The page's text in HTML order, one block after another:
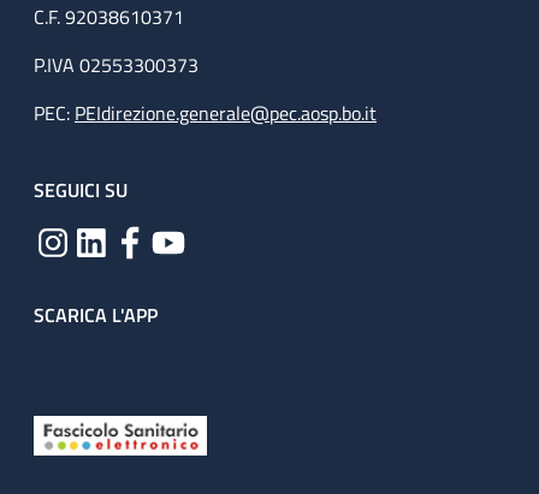
C.F. 92038610371
P.IVA 02553300373
PEC: PEIdirezione.generale@pec.aosp.bo.it
SEGUICI SU
SCARICA L'APP